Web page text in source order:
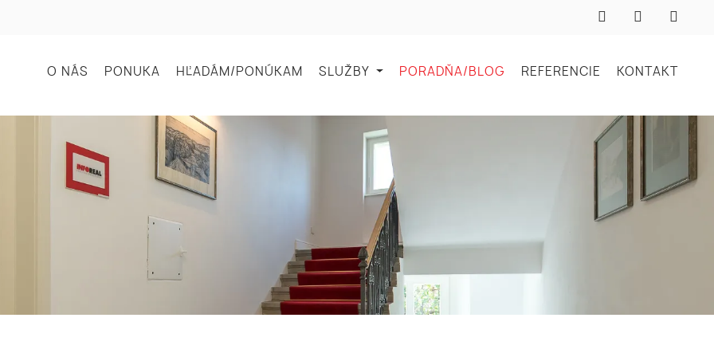
O NÁS PONUKA HĽADÁM/PONÚKAM SLUŽBY PORADŇA/BLOG REFERENCIE KONTAKT